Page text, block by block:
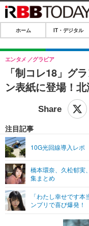
ホーム
IT・デジタル
IT・デジタルTOP
ショッピング
SPEED TEST
エンタメTOP
グラビア
ショッピング
ライフTOP
その他
リリース一覧
プッシュ通知の停止方法
ホーム IT・デジタル
「制コレ18」グ
ン表紙に登場！
エンタメ グラビア
注目記事
10G光回線導入レポ
橋本環奈、久松郁
集まとめ
「わたし幸せです
ンプリで喜び爆発！